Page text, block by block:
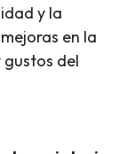
y la
en la
gustos del